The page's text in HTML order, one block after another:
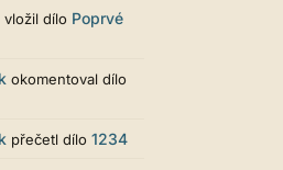
varianta nového
místech
příliš velké
upravit místním
je styl dobře
vložil dílo Poprvé
okomentoval dílo
přečetl dílo 1234